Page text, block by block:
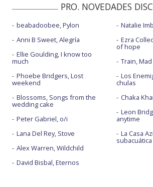
PRO. NOVEDADES
beabadoobee, Pylon
Anni B Sweet, Alegría
Ellie Goulding, I know too
much
Phoebe Bridgers, Lost
weekend
Blossoms, Songs from the
wedding cake
Peter Gabriel, o/i
Lana Del Rey, Stove
Alex Warren, Wildchild
David Bisbal, Eternos
Natalie
Ezra
of hope
Train,
Los
chulas
Chaka
Leon
anytime
La Casa
subacuática